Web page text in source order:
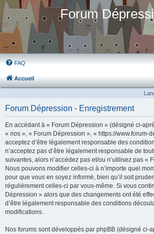
Forum
FAQ
Accueil
Forum Dépression - Enregistrement
En accédant à « Forum Dépression » (désigné ci-
« nos », « Forum Dépression », « https://www.forum-
acceptez d’être légalement responsable des
n’acceptez pas d’être légalement responsable de
suivantes, alors n’accédez pas et/ou n’utilisez pas «
Nous pouvons modifier celles-ci à n’importe quel
pour que vous en soyez informé, bien qu’il soit
régulièrement celles-ci par vous-même. Si vous
Dépression » alors que des changements ont été
d’être légalement responsable des conditions
modifications.
Nos forums sont développés par phpBB (désigné ci-